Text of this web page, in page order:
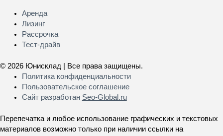
Меню
Аренда
Лизинг
Рассрочка
Тест-драйв
© 2026 Юнисклад | Все права защищены.
Политика конфиденциальности
Пользовательское соглашение
Сайт разработан Seo-Global.ru
Перепечатка и любое использование графических и текстовых
материалов возможно только при наличии ссылки на